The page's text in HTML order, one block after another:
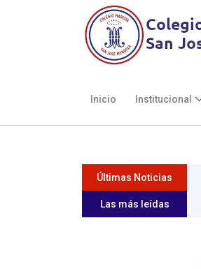
Inicio Institucional
Últimas Noticias
Las más leídas